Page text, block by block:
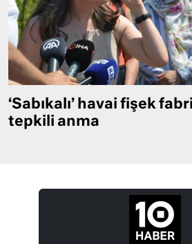
‘Sabıkalı’ havai fişek
tepkili anma